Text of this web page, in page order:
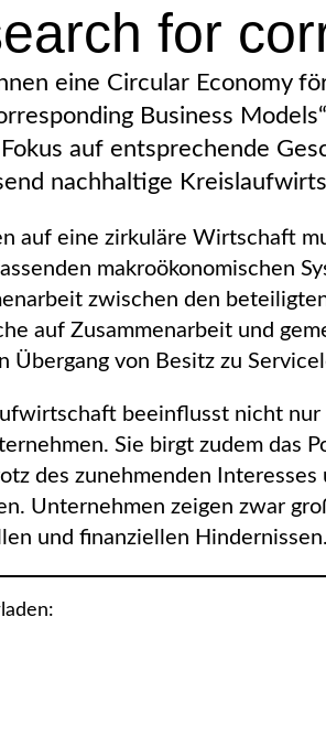
for
eine Circular Economy
Business
auf entsprechende
nachhaltige
auf eine zirkuläre Wirtschaft
makroökonomischen
zwischen den
auf Zusammenarbeit und
Übergang von Besitz zu
beeinflusst nicht
Sie birgt zudem das
des zunehmenden
Unternehmen zeigen zwar
und finanziellen Hindernissen.